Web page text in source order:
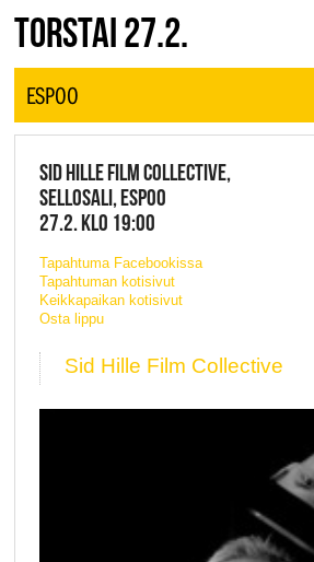
JAZZ FINLAND LIVE
TORSTAI 27.2.
ESPOO
SID HILLE FILM COLLECTIVE,
SELLOSALI, ESPOO
27.2. KLO 19:00
Tapahtuma Facebookissa
Tapahtuman kotisivut
Keikkapaikan kotisivut
Osta lippu
Sid Hille Film Collective